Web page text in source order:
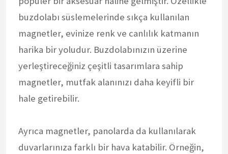
buzdolabı süslemelerinde sıkça kullanılan
magnetler, evinize renk ve canlılık katmanın
harika bir yoludur. Buzdolabınızın üzerine
yerleştireceğiniz çeşitli tasarımlara sahip
magnetler, mutfak alanınızı daha keyifli bir
hale getirebilir.
Ayrıca magnetler, panolarda da kullanılarak
duvarlarınıza farklı bir hava katabilir. Örneğin,